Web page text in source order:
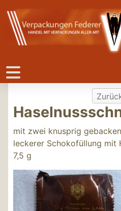
mit zwei knusprig
leckerer Schokofüllung mit
7,5 g